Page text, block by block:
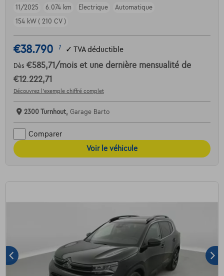
11/2025 6.074 km Electrique
Automatique
154 kW ( 210 CV )
€38.790 1 ✓ TVA déductible
Dès €585,71 /mois et une dernière mensualité de
€12.222,71
Découvrez l’exemple chiffré complet
2300 Turnhout, Garage Barto
Comparer
Voir le véhicule